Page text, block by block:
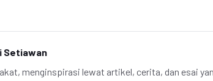
Setiawan
menginspirasi lewat artikel, cerita, dan esai